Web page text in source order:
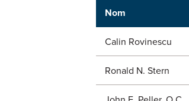
Nom
Calin Rovinescu
Ronald N. Stern